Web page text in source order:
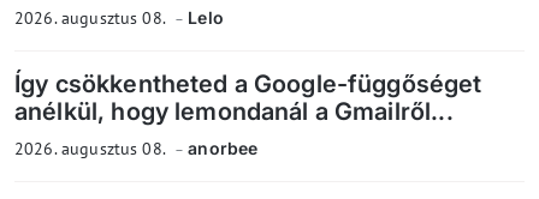
2026. augusztus 08. Lelo
Így csökkentheted a Google-függőséget
anélkül, hogy lemondanál a Gmailről...
2026. augusztus 08. anorbee